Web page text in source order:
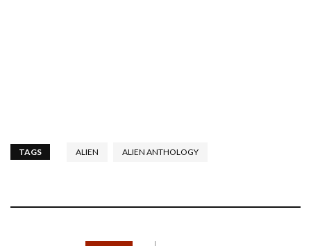
TAGS ALIEN ALIEN ANTHOLOGY